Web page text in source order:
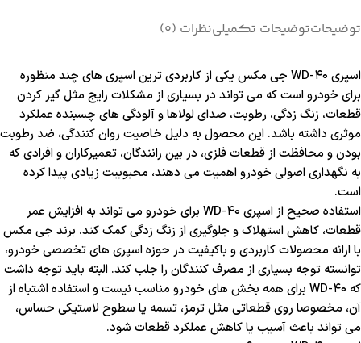
توضیحاتتوضیحات تکمیلینظرات (0)
اسپری WD-40 جی مکس یکی از کاربردی ترین اسپری های چند منظوره
برای خودرو است که می تواند در بسیاری از مشکلات رایج مثل گیر کردن
قطعات، زنگ زدگی، رطوبت، صدای لولاها و آلودگی های چسبنده عملکرد
موثری داشته باشد. این محصول به دلیل خاصیت روان کنندگی، ضد رطوبت
بودن و محافظت از قطعات فلزی، در بین رانندگان، تعمیرکاران و افرادی که
به نگهداری اصولی خودرو اهمیت می دهند، محبوبیت زیادی پیدا کرده
است.
استفاده صحیح از اسپری WD-40 برای خودرو می تواند به افزایش عمر
قطعات، کاهش استهلاک و جلوگیری از زنگ زدگی کمک کند. برند جی مکس
با ارائه محصولات کاربردی و باکیفیت در حوزه اسپری های تخصصی خودرو،
توانسته توجه بسیاری از مصرف کنندگان را جلب کند. البته باید توجه داشت
که WD-40 برای همه بخش های خودرو مناسب نیست و استفاده اشتباه از
آن، مخصوصا روی قطعاتی مثل ترمز، تسمه یا سطوح لاستیکی حساس،
می تواند باعث آسیب یا کاهش عملکرد قطعات شود.